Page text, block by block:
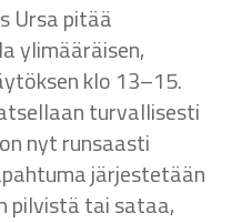
Ursa pitää
ylimääräisen,
klo 13–15.
turvallisesti
nyt runsaasti
järjestetään
pilvistä tai sataa,